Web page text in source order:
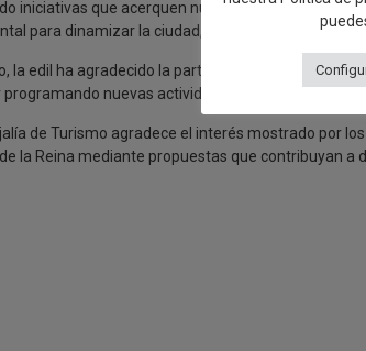
iniciativas que acerquen nuestro patrimonio a la
para dinamizar la ciudad, generar actividad
la edil ha agradecido la participación e
nuevas actividades que permitan
de Turismo agradece el interés mostrado por
la Reina mediante propuestas que contribuyan a